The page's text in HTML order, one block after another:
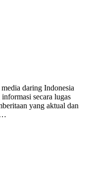
daring Indonesia
secara lugas
yang aktual dan